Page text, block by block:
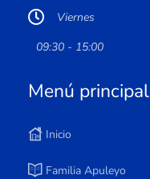
Viernes
09:30 - 15:00
Menú principal
Inicio
Familia Apuleyo